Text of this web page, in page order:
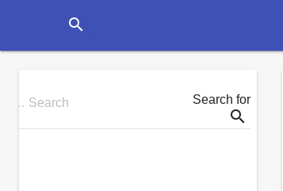
search
Search for
Search …
search